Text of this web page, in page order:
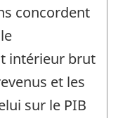
concordent
intérieur brut
et les
sur le PIB